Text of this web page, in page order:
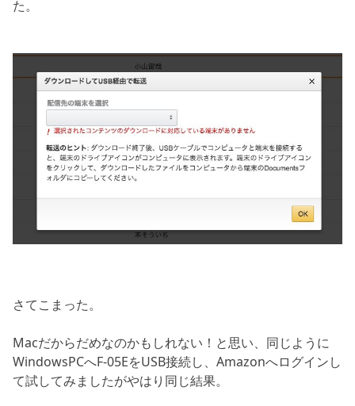
た。
さてこまった。
Macだからだめなのかもしれない！と思い、同じように
WindowsPCへF-05EをUSB接続し、Amazonへログインし
て試してみましたがやはり同じ結果。